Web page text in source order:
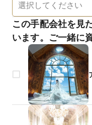
この手配会社を見
います。ご一緒に